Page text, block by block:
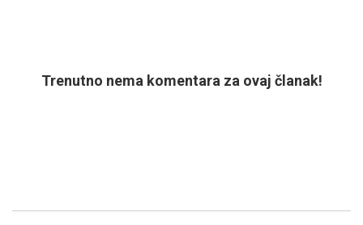
Trenutno nema komentara za ovaj članak!